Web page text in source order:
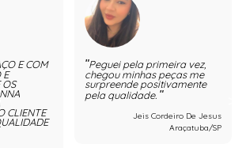
E COM
E
OS
CLIENTE
Peguei pela primeira vez,
chegou minhas peças me
surpreende positivamente
pela qualidade.
Jeis Cordeiro De Jesus
Araçatuba/SP